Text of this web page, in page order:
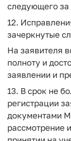
следующего за
12.
зачеркнутые
На заявителя
полноту и
заявлении и
13. В срок не
регистрации
документами
рассмотрение